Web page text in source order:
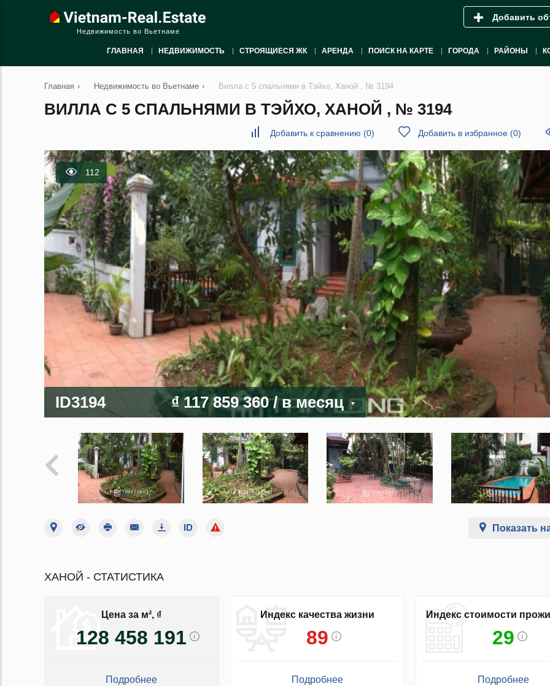
Недвижимость во Вьетнаме
Добавить
ГЛАВНАЯ НЕДВИЖИМОСТЬ СТРОЯЩИЕСЯ ЖК АРЕНДА ПОИСК НА КАРТЕ ГОРОДА РАЙОНЫ
Главная › Недвижимость во Вьетнаме › Вилла с 5 спальнями в Тэйхо, Ханой , № 3194
ВИЛЛА С 5 СПАЛЬНЯМИ В ТЭЙХО, ХАНОЙ , № 3194
Добавить к сравнению (0) Добавить в избранное (0)
112
ID3194 ₫ 117 859 360/ в месяц
Показать
ХАНОЙ - СТАТИСТИКА
Цена за м², ₫
128 458 191
Подробнее
Индекс качества жизни
89
Подробнее
Индекс стоимости
29
Подробнее